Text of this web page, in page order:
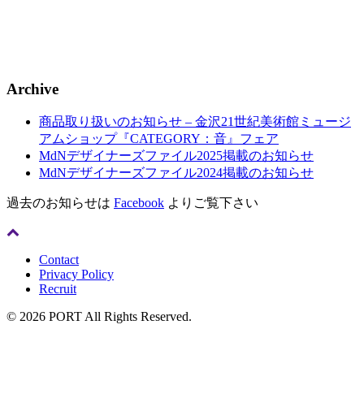
Archive
商品取り扱いのお知らせ – 金沢21世紀美術館ミュージ
アムショップ『CATEGORY：音』フェア
MdNデザイナーズファイル2025掲載のお知らせ
MdNデザイナーズファイル2024掲載のお知らせ
過去のお知らせは Facebook よりご覧下さい
Contact
Privacy Policy
Recruit
© 2026 PORT All Rights Reserved.